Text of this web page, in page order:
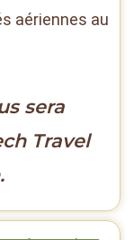
aériennes au
sera
Travel